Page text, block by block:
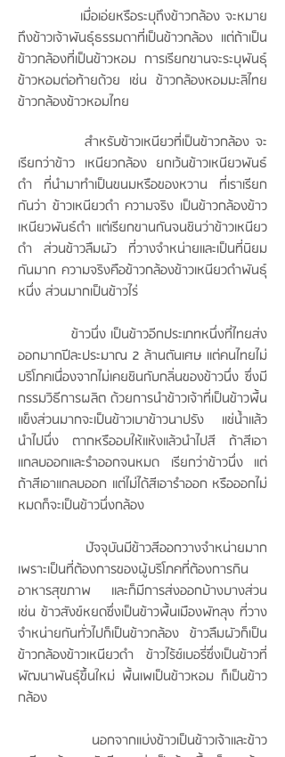
เมื่อเอ่ยหรือระบุถึงข้าวกล้อง จะหมาย
ถึงข้าวเจ้าพันธ์ุธรรมดาที่เป็นข้าวกล้อง แต่ถ้าเป็น
ข้าวกล้องที่เป็นข้าวหอม การเรียกขานจะระบุพันธ์ุ
ข้าวหอมต่อท้ายด้วย เช่น ข้าวกล้องหอมมะลิไทย
ข้าวกล้องข้าวหอมไทย
สำหรับข้าวเหนียวที่เป็นข้าวกล้อง จะ
เรียกว่าข้าว เหนียวกล้อง ยกเว้นข้าวเหนียวพันธ์
ดำ ที่นำมาทำเป็นขนมหรือของหวาน ที่เราเรียก
กันว่า ข้าวเหนียวดำ ความจริง เป็นข้าวกล้องข้าว
เหนียวพันธ์ดำ แต่เรียกขานกันจนชินว่าข้าวเหนียว
ดำ ส่วนข้าวลืมผัว ที่วางจำหน่ายและเป็นที่นิยม
กันมาก ความจริงคือข้าวกล้องข้าวเหนียวดำพันธ์ุ
หนึ่ง ส่วนมากเป็นข้าวไร่
ข้าวนึ่ง เป็นข้าวอีกประเภทหนึ่งที่ไทยส่ง
ออกมากปีละประมาณ 2 ล้านตันเศษ แต่คนไทยไม่
บริโภคเนื่องจากไม่เคยชินกับกลิ่นของข้าวนึ่ง ซึ่งมี
กรรมวิธีการผลิต ด้วยการนำข้าวเจ้าที่เป็นข้าวพื้น
แข็งส่วนมากจะเป็นข้าวเบาข้าวนาปรัง แช่น้ำแล้ว
นำไปนึ่ง ตากหรืออบให้แห้งแล้วนำไปสี ถ้าสีเอา
แกลบออกและรำออกจนหมด เรียกว่าข้าวนึ่ง แต่
ถ้าสีเอาแกลบออก แต่ไม่ได้สีเอารำออก หรือออกไม่
หมดก็จะเป็นข้าวนึ่งกล้อง
ปัจจุบันมีข้าวสีออกวางจำหน่ายมาก
เพราะเป็นที่ต้องการของผู้บริโภคที่ต้องการกิน
อาหารสุขภาพ และก็มีการส่งออกบ้างบางส่วน
เช่น ข้าวสังข์หยดซึ่งเป็นข้าวพื้นเมืองพัทลุง ที่วาง
จำหน่ายกันทั่วไปก็เป็นข้าวกล้อง ข้าวลืมผัวก็เป็น
ข้าวกล้องข้าวเหนียวดำ ข้าวไร้ซ์เบอรี่ซึ่งเป็นข้าวที่
พัฒนาพันธ์ุขึ้นใหม่ พื้นเพเป็นข้าวหอม ก็เป็นข้าว
กล้อง
นอกจากแบ่งข้าวเป็นข้าวเจ้าและข้าว